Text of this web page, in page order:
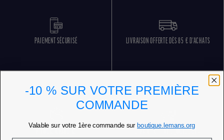
PAIEMENT SÉCURISÉ LIVRAISON OFFERTE DÈS 85 € D'ACHATS
-10 % SUR VOTRE PREMIÈRE
COMMANDE
Valable sur votre 1ère commande sur boutique.lemans.org